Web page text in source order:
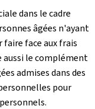
dans le cadre
âgées n'ayant
face aux frais
aussi le complément
admises dans des
pour